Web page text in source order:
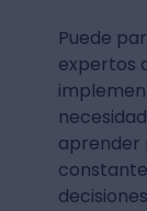
Puede
expertos
aprender